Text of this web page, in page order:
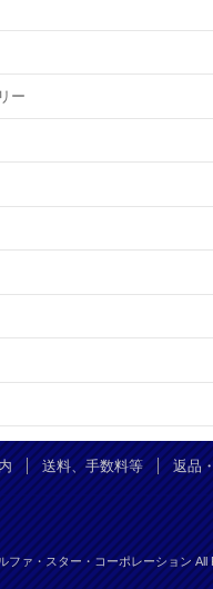
ー
送料、手数料等 返品
ファ・スター・コーポレーション All